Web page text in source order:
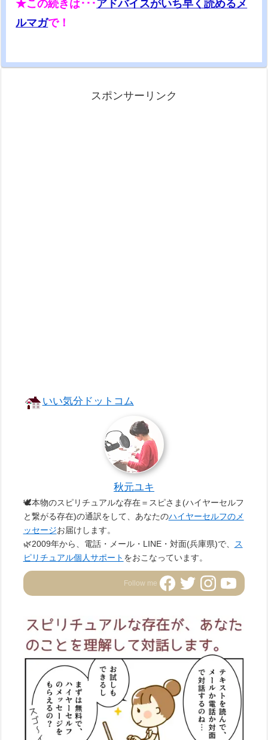
★この続きは･･･アドバイスがいち早く読めるメ
ルマガで！
スポンサーリンク